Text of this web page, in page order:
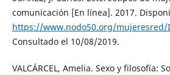
comunicación [En línea]. 2017.
https://www.nodo50.org/
Consultado el 10/08/2019.
VALCÁRCEL, Amelia. Sexo y filosofía: